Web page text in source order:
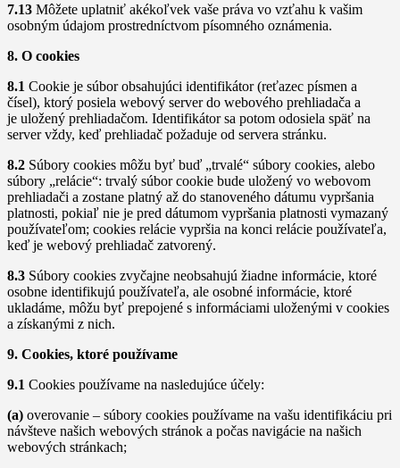
7.13 Môžete uplatniť akékoľvek vaše práva vo vzťahu k vašim
osobným údajom prostredníctvom písomného oznámenia.
8. O cookies
8.1 Cookie je súbor obsahujúci identifikátor (reťazec písmen a
čísel), ktorý posiela webový server do webového prehliadača a
je uložený prehliadačom. Identifikátor sa potom odosiela späť na
server vždy, keď prehliadač požaduje od servera stránku.
8.2 Súbory cookies môžu byť buď „trvalé“ súbory cookies, alebo
súbory „relácie“: trvalý súbor cookie bude uložený vo webovom
prehliadači a zostane platný až do stanoveného dátumu vypršania
platnosti, pokiaľ nie je pred dátumom vypršania platnosti vymazaný
používateľom; cookies relácie vypršia na konci relácie používateľa,
keď je webový prehliadač zatvorený.
8.3 Súbory cookies zvyčajne neobsahujú žiadne informácie, ktoré
osobne identifikujú používateľa, ale osobné informácie, ktoré
ukladáme, môžu byť prepojené s informáciami uloženými v cookies
a získanými z nich.
9. Cookies, ktoré používame
9.1 Cookies používame na nasledujúce účely:
(a) overovanie – súbory cookies používame na vašu identifikáciu pri
návšteve našich webových stránok a počas navigácie na našich
webových stránkach;